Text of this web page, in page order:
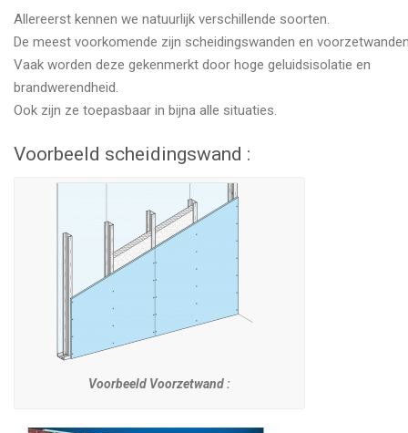
Allereerst kennen we natuurlijk verschillende soorten.
De meest voorkomende zijn scheidingswanden en
Vaak worden deze gekenmerkt door hoge geluidsisolatie en
brandwerendheid.
Ook zijn ze toepasbaar in bijna alle situaties.
Voorbeeld scheidingswand :
Voorbeeld Voorzetwand :